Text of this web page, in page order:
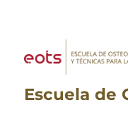
Escuela de